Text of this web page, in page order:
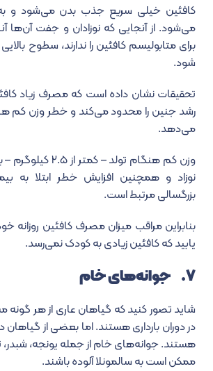
کافئین خیلی سریع جذب بدن می‌شود و
می‌شود. از آنجایی که نوزادان و جفت آن‌ها
برای متابولیسم کافئین را ندارند، سطوح
شود.
تحقیقات نشان داده است که مصرف زیاد
رشد جنین را محدود می‌کند و خطر وزن کم
می‌دهد.
وزن کم هنگام تولد –
نوزاد و همچنین افزایش خطر ابتلا به
بزرگسالی مرتبط است.
بنابراین مراقب میزان مصرف کافئین روزانه
یابید که کافئین زیادی به کودک نمی‌رسد.
۷. جوانه‌های خام
شاید تصور کنید که گیاهان عاری از هر گونه
در دوران بارداری هستند. اما بعضی از گیاهان
هستند. جوانه‌های خام از جمله یونجه،
ممکن است به سالمونلا آلوده باشند.